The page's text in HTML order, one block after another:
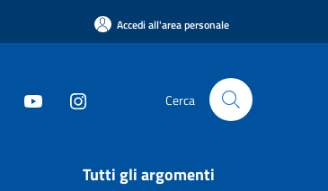
Accedi all'area personale
Cerca
Tutti gli argomenti